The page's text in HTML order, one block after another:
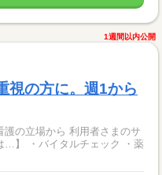
1週間以内公開
視の方に。週1から
の立場から 利用者さまのサ